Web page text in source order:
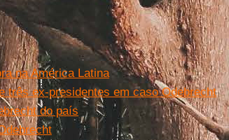
na América Latina
três ex-presidentes em caso Odebrecht
do país